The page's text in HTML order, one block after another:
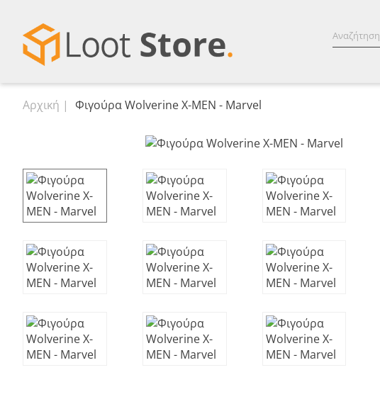
Αρχική Φιγούρα Wolverine X-MEN - Marvel